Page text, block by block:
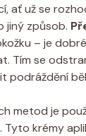
ať ⁢už se
jiný ⁢způsob.
– ⁣je
Tím ​se
podráždění
‍metod je
. Tyto krémy